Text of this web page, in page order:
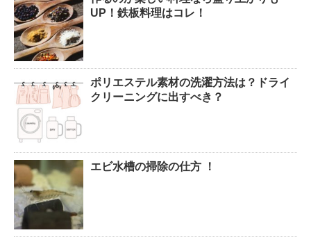
腹痛、しかも激痛・吐き気もあ
る。どんなことが考えられる？
癒しを与えてくれるメダカ。そ
の産卵時期はいつ？
点滴でできたむくみを簡単に解
UP！鉄板料理はコレ！
ポリエステル素材の洗濯方法は？ドライ
クリーニングに出すべき？
エビ水槽の掃除の仕方 ！